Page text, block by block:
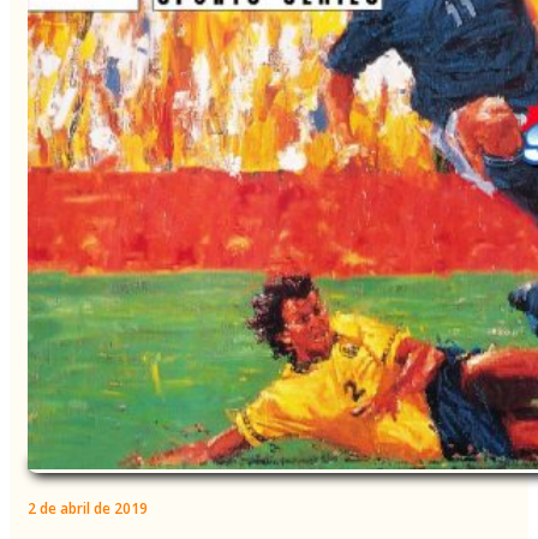
2 de abril de 2019